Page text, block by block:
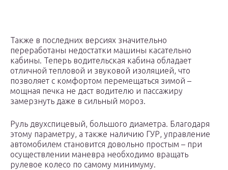
Также в последних версиях значительно
переработаны недостатки машины касательно
кабины. Теперь водительская кабина обладает
отличной тепловой и звуковой изоляцией, что
позволяет с комфортом перемещаться зимой –
мощная печка не даст водителю и пассажиру
замерзнуть даже в сильный мороз.
Руль двухспицевый, большого диаметра. Благодаря
этому параметру, а также наличию ГУР, управление
автомобилем становится довольно простым – при
осуществлении маневра необходимо вращать
рулевое колесо по самому минимуму.